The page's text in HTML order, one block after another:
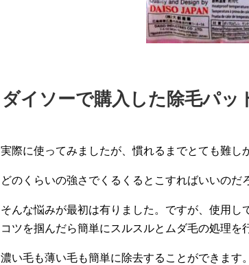
ダイソーで購入した除毛パッ
実際に使ってみましたが、慣れるまでとても難し
どのくらいの強さでくるくるとこすればいいのだ
そんな悩みが最初は有りました。ですが、使用し
コツを掴んだら簡単にスルスルとムダ毛の処理を
濃い毛も薄い毛も簡単に除去することができます